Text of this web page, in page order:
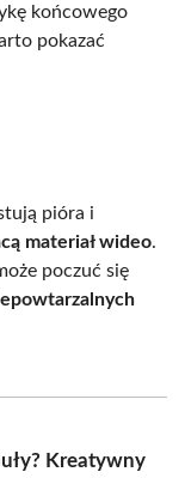
końcowego
pokazać
pióra i
materiał wideo.
poczuć się
Kreatywny